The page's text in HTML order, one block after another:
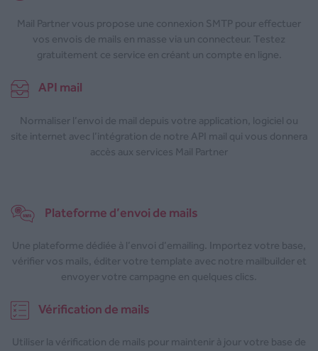
Mail Partner vous propose une connexion SMTP pour effectuer
vos envois de mails en masse via un connecteur. Testez
gratuitement ce service en créant un compte en ligne.
API mail
Normaliser l’envoi de mail depuis votre application, logiciel ou
site internet avec l’intégration de notre API mail qui vous donnera
accès aux services Mail Partner
Plateforme d’envoi de mails
Une plateforme dédiée à l’envoi d’emailing. Importez votre base,
vérifier vos mails, éditer votre template avec notre mailbuilder et
envoyer votre campagne en quelques clics.
Vérification de mails
Utiliser la vérification de mails pour maintenir à jour votre base de